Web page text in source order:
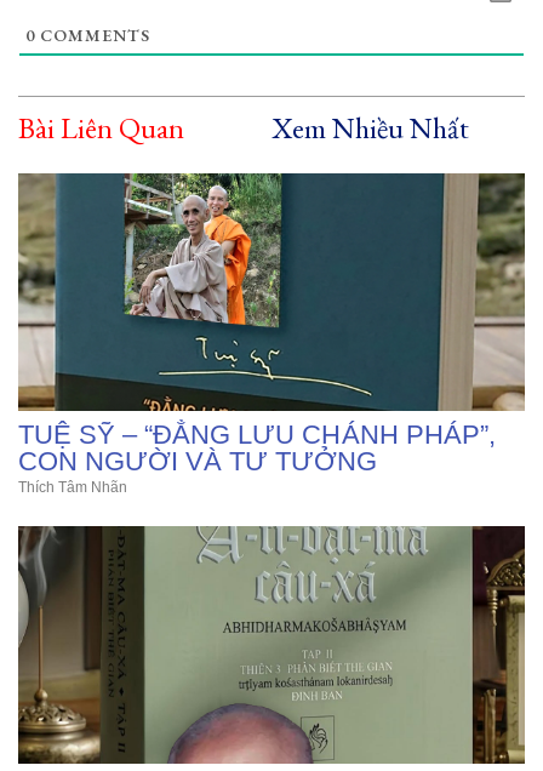
0 COMMENTS
Bài Liên Quan Xem Nhiều Nhất
TUỆ SỸ – “ĐẲNG LƯU CHÁNH PHÁP”,
CON NGƯỜI VÀ TƯ TƯỞNG
Thích Tâm Nhãn